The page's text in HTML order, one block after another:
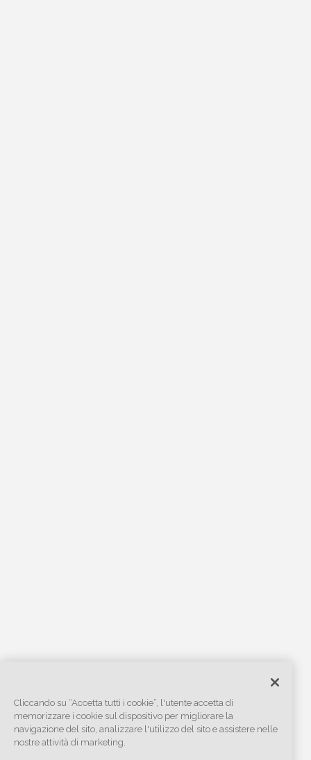
Cliccando su “Accetta tutti i cookie”, l'utente accetta di
memorizzare i cookie sul dispositivo per migliorare la
navigazione del sito, analizzare l'utilizzo del sito e assistere nelle
nostre attività di marketing.